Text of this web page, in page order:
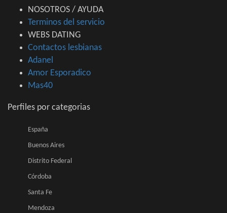
NOSOTROS / AYUDA
Terminos del servicio
WEBS DATING
Contactos lesbianas
Adanel
Amor Esporadico
Mas40
Perfiles por categorias
España
Buenos Aires
Distrito Federal
Córdoba
Santa Fe
Mendoza